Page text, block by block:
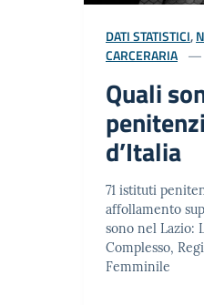
DATI STATISTICI,
CARCERARIA
Quali
d’Italia
71 istituti
affollamento
sono nel Lazio:
Complesso,
Femminile